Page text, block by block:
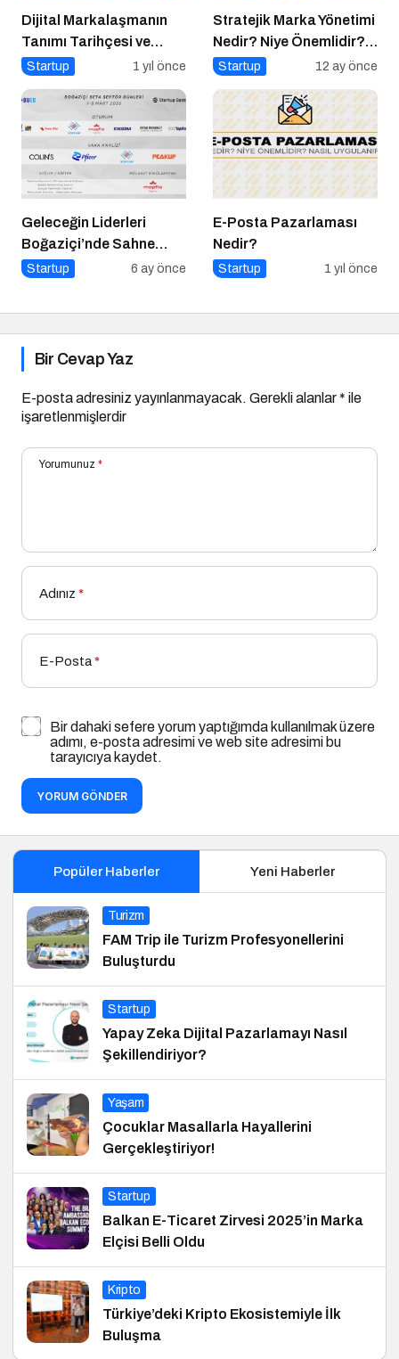
Dijital Markalaşmanın
Tanımı Tarihçesi ve
Önemi
Startup 1 yıl önce
Stratejik Marka Yönetimi
Nedir? Niye Önemlidir?
Stratejik Marka Yönetimi
Startup 12 ay önce
Geleceğin Liderleri
Boğaziçi’nde Sahne
Alıyor
Startup 6 ay önce
E-Posta Pazarlaması
Nedir?
Startup 1 yıl önce
Bir Cevap Yaz
E-posta adresiniz yayınlanmayacak. Gerekli alanlar* ile
işaretlenmişlerdir
Yorumunuz *
Adınız *
E-Posta*
Bir dahaki sefere yorum yaptığımda kullanılmak üzere
adımı, e-posta adresimi ve web site adresimi bu
tarayıcıya kaydet.
YORUM GÖNDER
Popüler Haberler Yeni Haberler
Turizm
FAM Trip ile Turizm Profesyonellerini
Buluşturdu
Startup
Yapay Zeka Dijital Pazarlamayı Nasıl
Şekillendiriyor?
Yaşam
Çocuklar Masallarla Hayallerini
Gerçekleştiriyor!
Startup
Balkan E-Ticaret Zirvesi 2025’in Marka
Elçisi Belli Oldu
Kripto
Türkiye’deki Kripto Ekosistemiyle İlk
Buluşma